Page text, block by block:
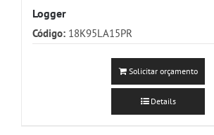
Logger
Código: 18K95LA15PR
Solicitar orçamento
Details